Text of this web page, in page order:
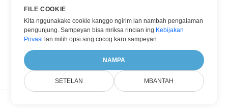
PDF INTO JPG
PDF INTO PNG
PDF INTO WORD
FILE COOKIE
Kita nggunakake cookie kanggo ngirim lan nambah pengalaman
pengunjung. Sampeyan bisa mriksa rincian ing Kebijakan
Privasi lan milih opsi sing cocog karo sampeyan.
NAMPA
SETELAN MBANTAH